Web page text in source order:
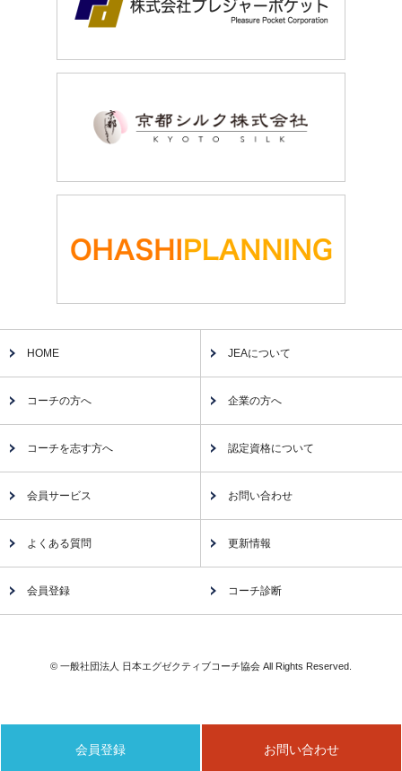
HOME JEAについて
コーチの方へ 企業の方へ
コーチを志す方へ 認定資格について
会員サービス お問い合わせ
よくある質問 更新情報
会員登録 コーチ診断
© 一般社団法人 日本エグゼクティブコーチ協会 All Rights Reserved.
会員登録 お問い合わせ